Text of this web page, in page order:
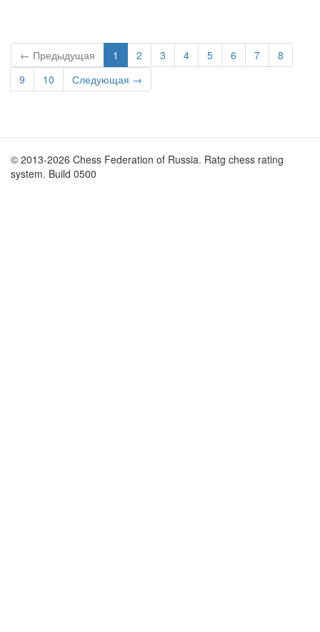
← Предыдущая 1 2 3 4 5 6 7
8
9
10 Следующая →
© 2013-2026 Chess Federation of Russia. Ratg chess rating
system. Build 0500